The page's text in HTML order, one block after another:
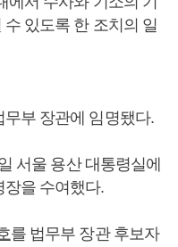
있도록 한 조치의 일
무부 장관에 임명됐다.
서울 용산 대통령실에
장을 수여했다.
를 법무부 장관 후보자